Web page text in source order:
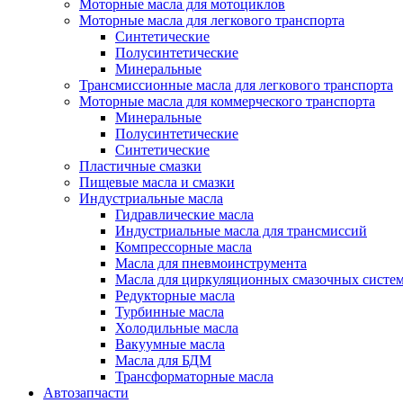
Моторные масла для мотоциклов
Моторные масла для легкового транспорта
Синтетические
Полусинтетические
Минеральные
Трансмиссионные масла для легкового транспорта
Моторные масла для коммерческого транспорта
Минеральные
Полусинтетические
Синтетические
Пластичные смазки
Пищевые масла и смазки
Индустриальные масла
Гидравлические масла
Индустриальные масла для трансмиссий
Компрессорные масла
Масла для пневмоинструмента
Масла для циркуляционных смазочных
Редукторные масла
Турбинные масла
Холодильные масла
Вакуумные масла
Масла для БДМ
Трансформаторные масла
Автозапчасти